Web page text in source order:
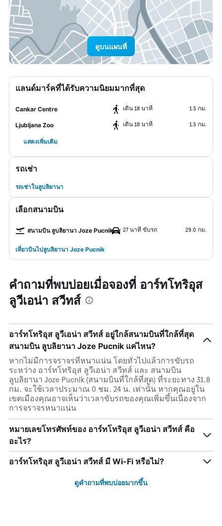
ดูบนแผนที่
แลนด์มาร์คที่ได้รับความนิยมมากที่สุด
Cankar Centre เดิน 18 นาที 1.5 กม.
Ljubljana Zoo เดิน 18 นาที 1.5 กม.
แสดงเพิ่มเติม
รถเช่า
รถเช่าในลูบลิยานา
เลือกสนามบิน
สนามบิน ลูบลิยานา Joze Pucnik 27 นาที ขับรถ 29.0 กม.
เที่ยวบินไปลูบลิยานา Joze Pucnik
คำถามที่พบบ่อยเมื่อจองที่ อาร์ทโทริอุส
ลูวีเอน่า สวีทส์
อาร์ทโทริอุส ลูวีเอน่า สวีทส์ อยู่ใกล้สนามบินที่ใกล้ที่สุด
สนามบิน ลูบลิยานา Joze Pucnik แค่ไหน?
หากไม่มีการจราจรที่หนาแน่น โดยทั่วไปแล้วการขับรถ
ระหว่าง อาร์ทโทริอุส ลูวีเอน่า สวีทส์ และ สนามบิน
ลูบลิยานา Joze Pucnik (สนามบินที่ใกล้ที่สุด) ที่ระยะทาง 31.8
กม. จะใช้เวลาประมาณ 0 ชม. 24 น. เท่านั้น หากคุณอยู่ใน
เขตเมืองคุณอาจเห็นว่าเวลาขับรถของคุณเพิ่มขึ้นเนื่องจาก
การจราจรหนาแน่น
หมายเลขโทรศัพท์ของ อาร์ทโทริอุส ลูวีเอน่า สวีทส์ คือ
อะไร?
อาร์ทโทริอุส ลูวีเอน่า สวีทส์ มี Wi-Fi หรือไม่?
ดูคำถามที่พบบ่อยมากขึ้น